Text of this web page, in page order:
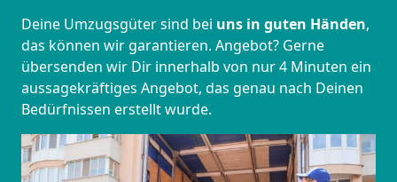
Deine Umzugsgüter sind bei uns in guten Händen,
das können wir garantieren. Angebot? Gerne
übersenden wir Dir innerhalb von nur 4 Minuten ein
aussagekräftiges Angebot, das genau nach Deinen
Bedürfnissen erstellt wurde.